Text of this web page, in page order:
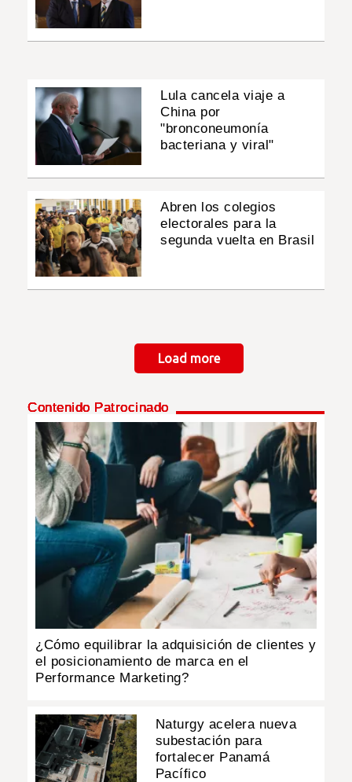
Lula cancela viaje a
China por
"bronconeumonía
bacteriana y viral"
Abren los colegios
electorales para la
segunda vuelta en Brasil
Load more
Contenido Patrocinado
¿Cómo equilibrar la adquisición de clientes y
el posicionamiento de marca en el
Performance Marketing?
Naturgy acelera nueva
subestación para
fortalecer Panamá
Pacífico